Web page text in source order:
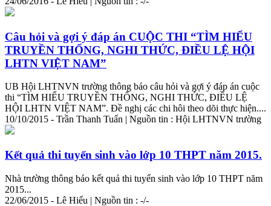
Câu hỏi và gợi ý đáp án CUỘC THI “TÌM HIỂU
TRUYỀN THỐNG, NGHI THỨC, ĐIỀU LỆ HỘI
LHTN VIỆT NAM”
UB Hội LHTNVN trường thông báo câu hỏi và gợi ý đáp án cuộc
thi “TÌM HIỂU TRUYỀN THỐNG, NGHI THỨC, ĐIỀU LỆ
HỘI LHTN VIỆT NAM”. Đề nghị các chi hôi theo dõi thực hiện....
10/10/2015 - Trần Thanh Tuấn | Nguồn tin : Hội LHTNVN trường
Kết quả thi tuyển sinh vào lớp 10 THPT năm 2015.
Nhà trường thông báo kết quả thi tuyển sinh vào lớp 10 THPT năm
2015...
22/06/2015 - Lê Hiếu | Nguồn tin : -/-